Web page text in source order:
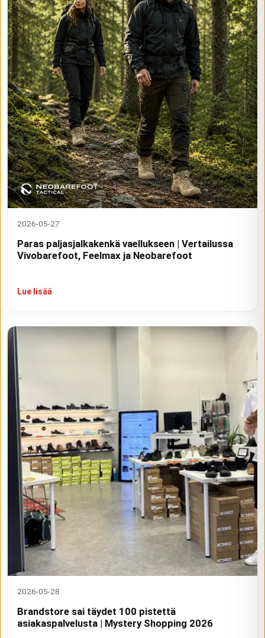
2026-05-27
Paras paljasjalkakenkä vaellukseen | Vertailussa
Vivobarefoot, Feelmax ja Neobarefoot
Lue lisää
2026-05-28
Brandstore sai täydet 100 pistettä
asiakaspalvelusta | Mystery Shopping 2026